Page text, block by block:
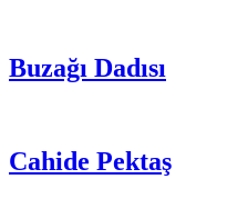
Buzağı Dadısı
Cahide Pektaş